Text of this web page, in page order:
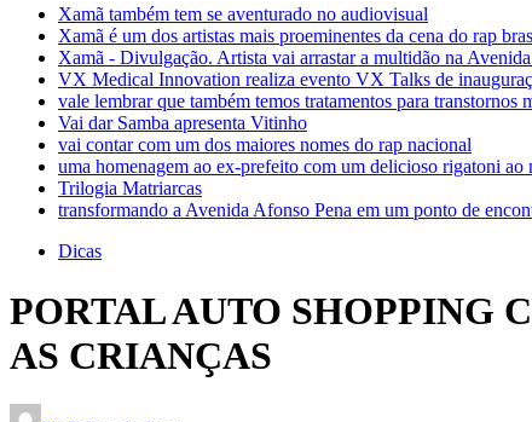
Xamã também tem se aventurado no audiovisual
Xamã é um dos artistas mais proeminentes da cena do rap
Xamã - Divulgação. Artista vai arrastar a multidão na
VX Medical Innovation realiza evento VX Talks de
vale lembrar que também temos tratamentos para transtornos
Vai dar Samba apresenta Vitinho
vai contar com um dos maiores nomes do rap nacional
uma homenagem ao ex-prefeito com um delicioso rigatoni
Trilogia Matriarcas
transformando a Avenida Afonso Pena em um ponto de
Dicas
PORTAL AUTO SHOPPING
AS CRIANÇAS